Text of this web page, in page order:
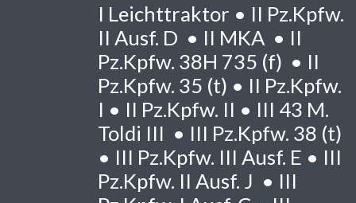
I Leichttraktor • II Pz.Kpfw.
II Ausf. D • II MKA • II
Pz.Kpfw. 38H 735 (f) • II
Pz.Kpfw. 35 (t) • II Pz.Kpfw.
I • II Pz.Kpfw. II • III 43 M.
Toldi III • III Pz.Kpfw. 38 (t)
• III Pz.Kpfw. III Ausf. E • III
Pz.Kpfw. II Ausf. J • III